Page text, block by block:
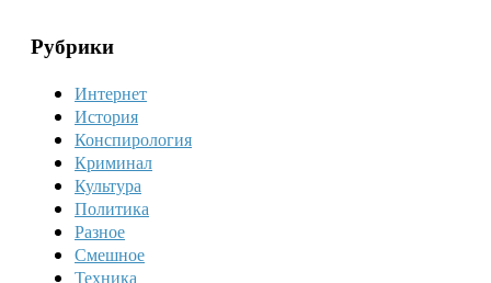
Рубрики
Интернет
История
Конспирология
Криминал
Культура
Политика
Разное
Смешное
Техника